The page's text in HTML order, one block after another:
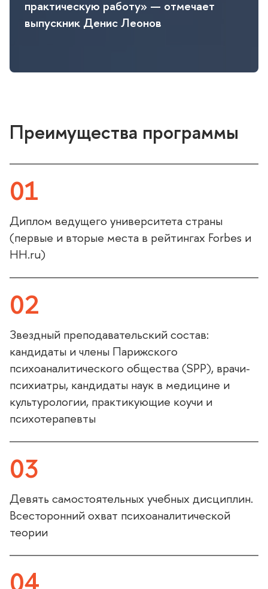
практическую работу» — отмечает
ыпускник Денис Леоно
Преимущества программы
01
Диплом ведущего университета страны
(первые и вторые места в рейтингах Forbes и
HH.ru)
02
Звездный преподавательский состав:
кандидаты и члены Парижского
психоаналитического общества (SPP), врачи-
психиатры, кандидаты наук в медицине и
культурологии, практикующие коучи и
психотерапевты
03
Девять самостоятельных учебных дисциплин.
сесторонний охват психоаналитической
теории